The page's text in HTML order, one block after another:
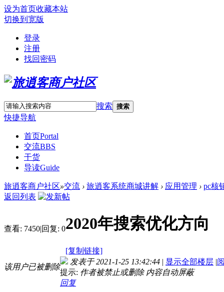
设为首页收藏本站
切换到宽版
登录
注册
找回密码
搜索 搜索
快捷导航
首页Portal
交流BBS
干货
导读Guide
旅逍客商户社区»交流 › 旅逍客系统商城讲解 › 应用管理 › pc核
返回列表
查看: 7450|回复: 02020年搜索优化方向
[复制链接]
该用户已被删除
发表于 2021-1-25 13:42:44 | 显示全部楼层 |
提示: 作者被禁止或删除 内容自动屏蔽
回复